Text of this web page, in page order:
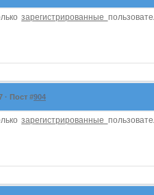
зарегистрированные
· Пост #904
зарегистрированные